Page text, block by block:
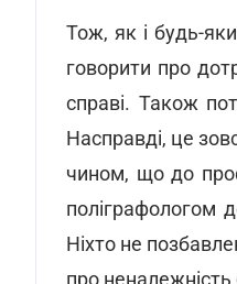
Тож, як і будь-
говорити про
справі. Також
Насправді, це
чином, що до
поліграфологом
Ніхто не
про